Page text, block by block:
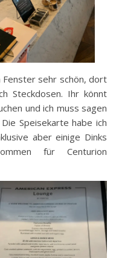
Fenster sehr schön, dort
Steckdosen. Ihr könnt
und ich muss sagen
Speisekarte habe ich
aber einige Dinks
für Centurion